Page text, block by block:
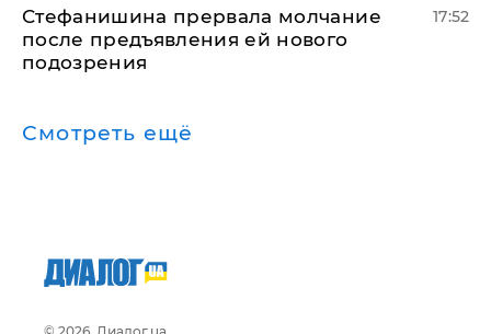
Стефанишина прервала молчание
после предъявления ей нового
подозрения
17:52
Смотреть ещё